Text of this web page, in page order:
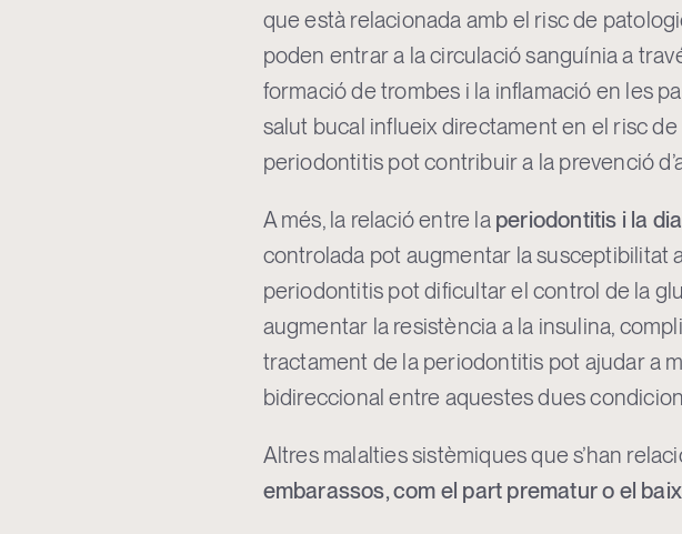
que està relacionada amb el risc de
poden entrar a la circulació sanguínia a
formació de trombes i la inflamació en les
salut bucal influeix directament en el risc
periodontitis pot contribuir a la prevenció
A més, la relació entre la periodontitis i la
controlada pot augmentar la susceptibilitat
periodontitis pot dificultar el control de la
augmentar la resistència a la insulina,
tractament de la periodontitis pot ajudar a
bidireccional entre aquestes dues
Altres malalties sistèmiques que s’han
embarassos, com el part prematur o el